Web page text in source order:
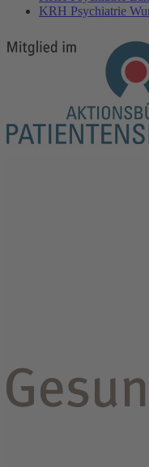
KRH Psychiatrie